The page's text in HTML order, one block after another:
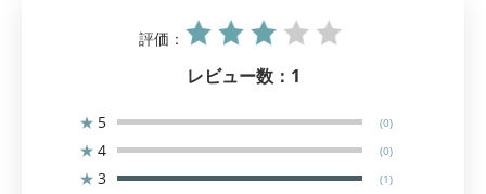
評価：
レビュー数： 1
★ 5 (0)
★ 4 (0)
★ 3 (1)